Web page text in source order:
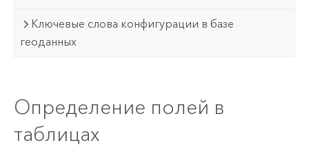
Ключевые слова конфигурации в базе
геоданных
Определение полей в
таблицах